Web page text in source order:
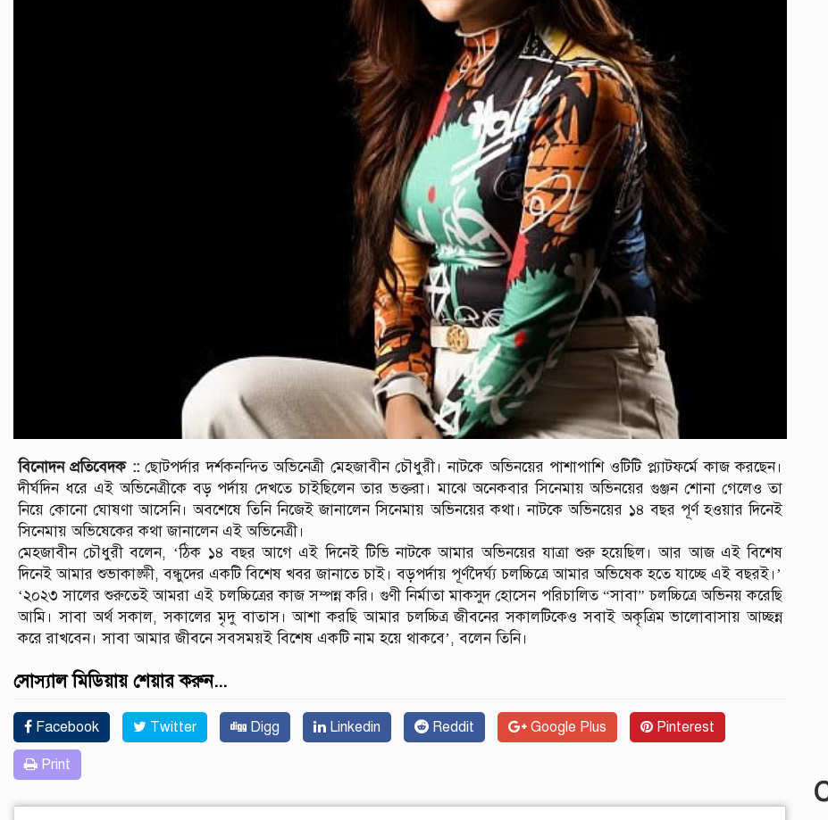
বিনোদন প্রতিবেদক ::ছোটপর্দার দর্শকনন্দিত অভিনেত্রী মেহজাবীন চৌধুরী। নাটকে অভিনয়ের পাশাপাশি ওটিটি প্ল্যাটফর্মে কাজ করছেন।
দীর্ঘদিন ধরে এই অভিনেত্রীকে বড় পর্দায় দেখতে চাইছিলেন তার ভক্তরা। মাঝে অনেকবার সিনেমায় অভিনয়ের গুঞ্জন শোনা গেলেও তা
নিয়ে কোনো ঘোষণা আসেনি। অবশেষে তিনি নিজেই জানালেন সিনেমায় অভিনয়ের কথা। নাটকে অভিনয়ের ১৪ বছর পূর্ণ হওয়ার দিনেই
সিনেমায় অভিষেকের কথা জানালেন এই অভিনেত্রী।
মেহজাবীন চৌধুরী বলেন, ‘ঠিক ১৪ বছর আগে এই দিনেই টিভি নাটকে আমার অভিনয়ের যাত্রা শুরু হয়েছিল। আর আজ এই বিশেষ
দিনেই আমার শুভাকাঙ্ক্ষী, বন্ধুদের একটি বিশেষ খবর জানাতে চাই। বড়পর্দায় পূর্ণদৈর্ঘ্য চলচ্চিত্রে আমার অভিষেক হতে যাচ্ছে এই বছরই।’
‘২০২৩ সালের শুরুতেই আমরা এই চলচ্চিত্রের কাজ সম্পন্ন করি। গুণী নির্মাতা মাকসুদ হোসেন পরিচালিত “সাবা” চলচ্চিত্রে অভিনয় করেছি
আমি। সাবা অর্থ সকাল, সকালের মৃদু বাতাস। আশা করছি আমার চলচ্চিত্র জীবনের সকালটিকেও সবাই অকৃত্রিম ভালোবাসায় আচ্ছন্ন
করে রাখবেন। সাবা আমার জীবনে সবসময়ই বিশেষ একটি নাম হয়ে থাকবে’, বলেন তিনি।
সোস্যাল মিডিয়ায় শেয়ার করুন...
Facebook Twitter Digg Linkedin Reddit Google Plus Pinterest
Print